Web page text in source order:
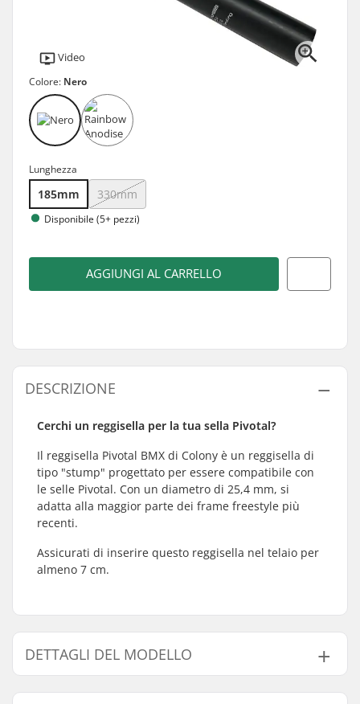
Video
Colore: Nero
Lunghezza
185mm 330mm
Disponibile (5+ pezzi)
AGGIUNGI AL CARRELLO
DESCRIZIONE
Cerchi un reggisella per la tua sella Pivotal?
Il reggisella Pivotal BMX di Colony è un reggisella di
tipo "stump" progettato per essere compatibile con
le selle Pivotal. Con un diametro di 25,4 mm, si
adatta alla maggior parte dei frame freestyle più
recenti.
Assicurati di inserire questo reggisella nel telaio per
almeno 7 cm.
DETTAGLI DEL MODELLO